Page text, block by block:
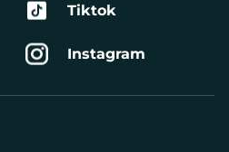
Tiktok
Instagram